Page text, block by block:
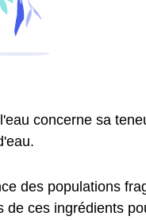
concerne sa
des populations
de ces ingrédients